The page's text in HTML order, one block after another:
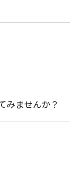
みませんか？